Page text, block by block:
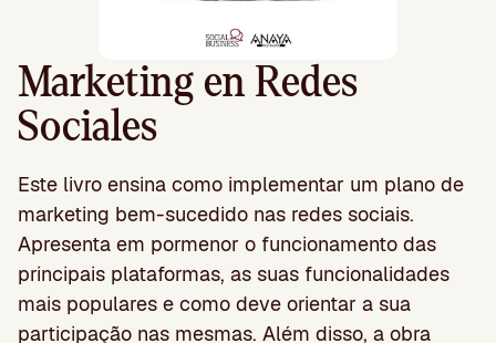
Marketing en Redes
Sociales
Este livro ensina como implementar um plano de
marketing bem-sucedido nas redes sociais.
Apresenta em pormenor o funcionamento das
principais plataformas, as suas funcionalidades
mais populares e como deve orientar a sua
participação nas mesmas. Além disso, a obra